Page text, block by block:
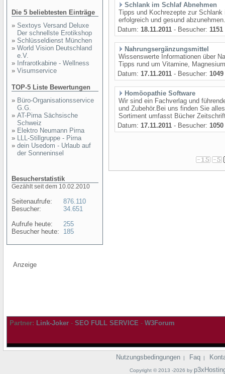
Die 5 beliebtesten Einträge
» Sextoys Versand Deluxe
Der schnellste Erotikshop
» Schlüsseldienst München
» World Vision Deutschland
e.V.
» Infrarotkabine - Wellness
» Visumservice
TOP-5 Liste Bewertungen
» Büro-Organisationsservice
G.G.
» AT-Pirna Sächsische
Schweiz
» Elektro Neumann Pirna
» LLL-Stillgruppe - Pirna
» dein Usedom - Urlaub auf
der Sonneninsel
Besucherstatistik
Gezählt seit dem 10.02.2010
Seitenaufrufe:
Besucher:
Aufrufe heute:
Besucher heute:
876.110
34.651
255
185
Schlank im Schlaf Abnehmen
Tipps und Kochrezepte zur
erfolgreich und gesund
Datum: 18.11.2011 - Besucher: 1151
Nahrungsergänzungsmittel
Wissenswerte Informationen über
Tipps rund um Vitamine,
Datum: 17.11.2011 - Besucher: 1049
Homöopathie Software
Wir sind ein Fachverlag und
und Zubehör.Bei uns finden Sie
Sortiment umfasst Bücher
Datum: 17.11.2011 - Besucher: 1050
Anzeige
Partner: Link-Joker - SEO FULL SERVICE - W3Forum
Nutzungsbedingungen | Faq |
Copyright © 2013 -2026 by